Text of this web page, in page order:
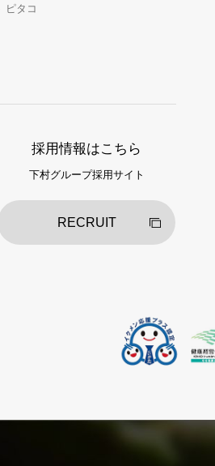
ピタコ
採用情報はこちら
下村グループ採用サイト
RECRUIT